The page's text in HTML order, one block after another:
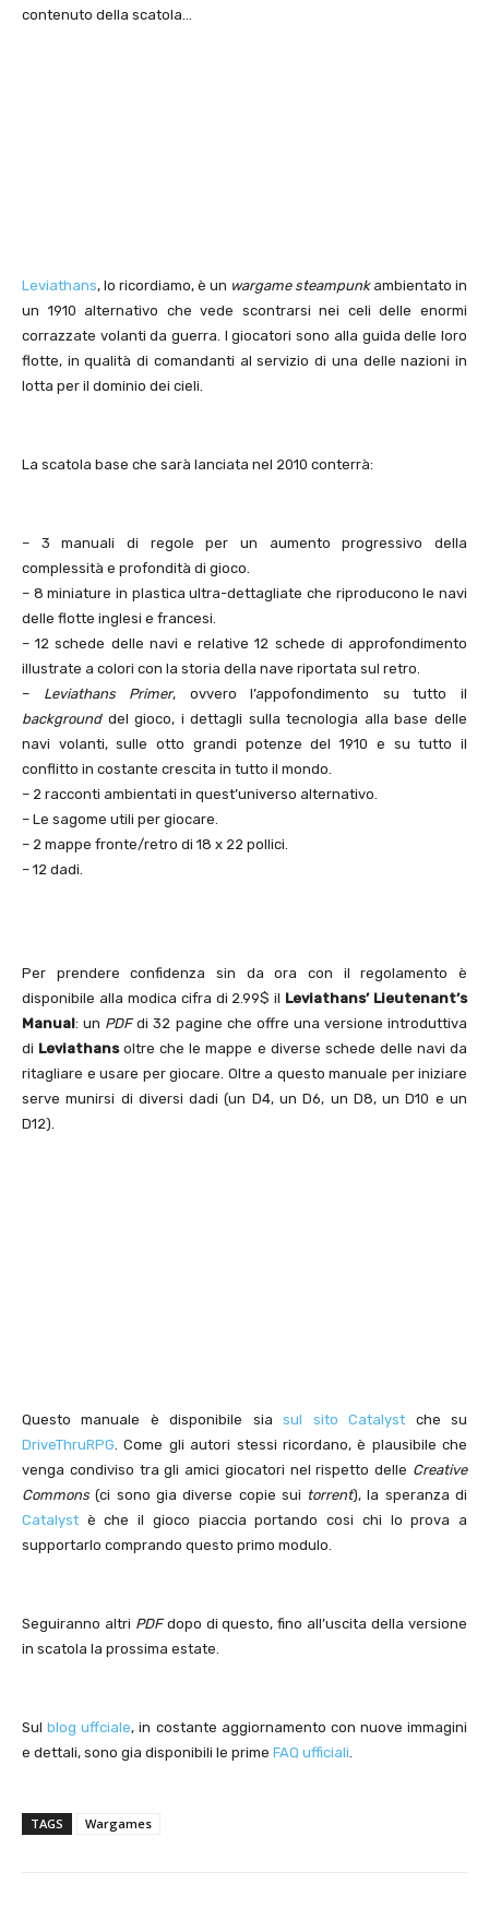
contenuto della scatola…
Leviathans, lo ricordiamo, è un wargame steampunkambientato in
un 1910 alternativo che vede scontrarsi nei celi delle enormi
corrazzate volanti da guerra. I giocatori sono alla guida delle loro
flotte, in qualità di comandanti al servizio di una delle nazioni in
lotta per il dominio dei cieli.
La scatola base che sarà lanciata nel 2010 conterrà:
– 3 manuali di regole per un aumento progressivo della
complessità e profondità di gioco.
– 8 miniature in plastica ultra-dettagliate che riproducono le navi
delle flotte inglesi e francesi.
– 12 schede delle navi e relative 12 schede di approfondimento
illustrate a colori con la storia della nave riportata sul retro.
– Leviathans Primer, ovvero l’appofondimento su tutto il
backgrounddel gioco, i dettagli sulla tecnologia alla base delle
navi volanti, sulle otto grandi potenze del 1910 e su tutto il
conflitto in costante crescita in tutto il mondo.
– 2 racconti ambientati in quest’universo alternativo.
– Le sagome utili per giocare.
– 2 mappe fronte/retro di 18 x 22 pollici.
– 12 dadi.
Per prendere confidenza sin da ora con il regolamento è
disponibile alla modica cifra di 2.99$ il Leviathans’ Lieutenant’s
Manual: un PDFdi 32 pagine che offre una versione introduttiva
di Leviathansoltre che le mappe e diverse schede delle navi da
ritagliare e usare per giocare. Oltre a questo manuale per iniziare
serve munirsi di diversi dadi (un D4, un D6, un D8, un D10 e un
D12).
Questo manuale è disponibile siasul sito Catalyst che su
DriveThruRPG. Come gli autori stessi ricordano, è plausibile che
venga condiviso tra gli amici giocatori nel rispetto delle Creative
Commons (ci sono gia diverse copie sui torrent), la speranza di
Catalyst è che il gioco piaccia portando cosi chi lo prova a
supportarlo comprando questo primo modulo.
Seguiranno altri PDFdopo di questo, fino all’uscita della versione
in scatola la prossima estate.
Sulblog uffciale, in costante aggiornamento con nuove immagini
e dettali, sono gia disponibili le prime FAQ ufficiali.
TAGS Wargames